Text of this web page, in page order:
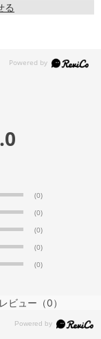
る
(0)
(0)
(0)
(0)
(0)
ビュー （0）